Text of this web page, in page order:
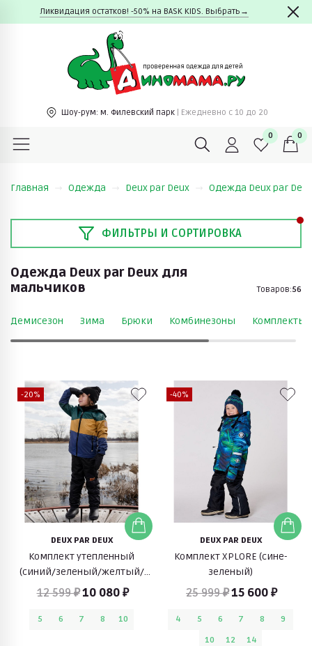
Ликвидация остатков! -50% на BASK KIDS. Выбрать→
Шоу-рум: м. Филевский парк | Ежедневно c 10 до 20
0 0
Главная Одежда Deux par Deux Одежда Deux par
ФИЛЬТРЫ И СОРТИРОВКА
Одежда Deux par Deux для
мальчиков
Товаров:56
Демисезон Зима Брюки Комбинезоны Комплекты
-20%
DEUX PAR DEUX
Комплект утепленный
(синий/зеленый/желтый/
черный)
12 599 ₽10 080 ₽
5 6 7 8 10
-40%
DEUX PAR DEUX
Комплект XPLORE (сине-
зеленый)
25 999 ₽15 600 ₽
4 5 6 7 8
9
10
12 14